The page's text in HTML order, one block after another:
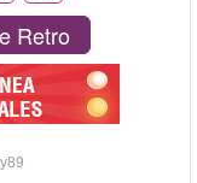
Retro